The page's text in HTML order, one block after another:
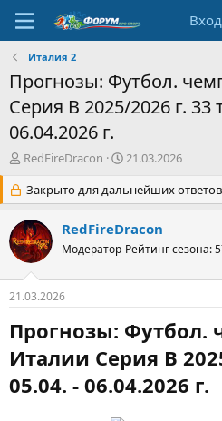
Вход
Италия 2
Прогнозы: Футбол.
Серия В 2025/2026 г. 33
06.04.2026 г.
А
т
о
р
т
е
м
RedFireDracon
Д
т
а
а
ч
а
21.03.2026
Закрыто для дальнейших
RedFireDracon
Модератор Рейтинг сезона:
21.03.2026
Прогнозы: Футбол.
Италии Серия В
05.04. - 06.04.2026 г.